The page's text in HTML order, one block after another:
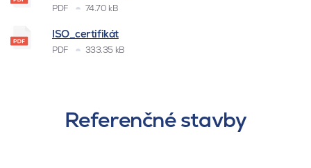
PDF 74.70 kB
ISO_certifikát
PDF 333.35 kB
Referenčné stavby